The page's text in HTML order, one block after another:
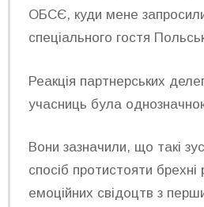
ОБСЄ, куди мене запросили
спеціального гостя
Реакція партнерських
учасниць була
Вони зазначили, що такі
спосіб протистояти
емоційних свідоцтв з